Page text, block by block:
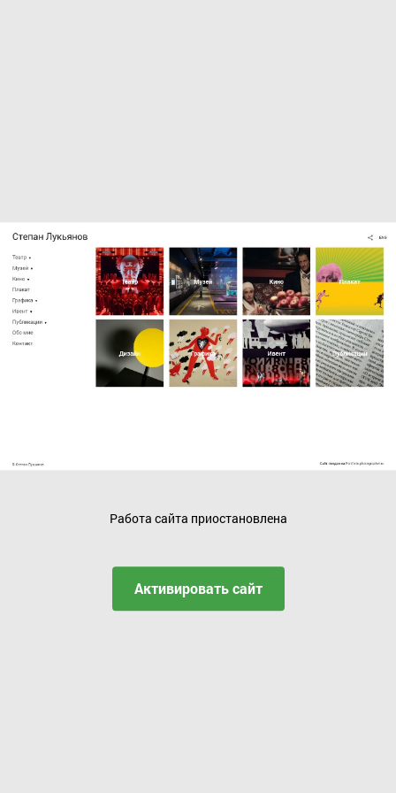
Работа сайта приостановлена
Активировать сайт